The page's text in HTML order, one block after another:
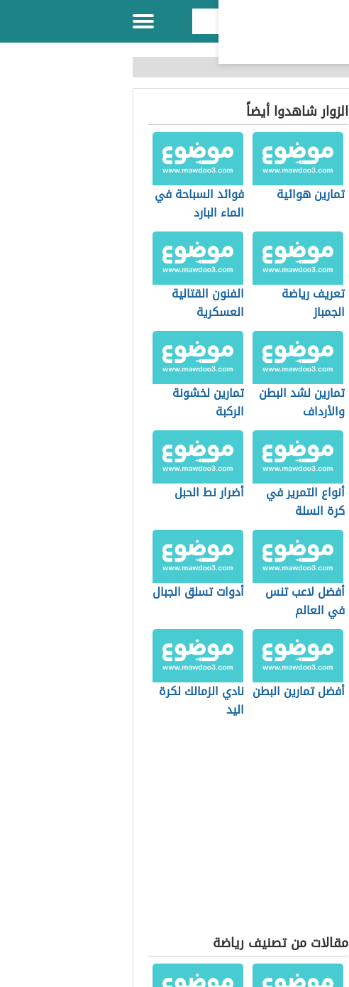
الزوار شاهدوا أيضاً
تمارين هوائية
فوائد السباحة في
الماء البارد
تعريف رياضة
الجمباز
الفنون القتالية
العسكرية
تمارين لشد البطن
والأرداف
تمارين لخشونة
الركبة
أنواع التمرير في
كرة السلة
أضرار نط الحبل
أفضل لاعب تنس
في العالم
أدوات تسلق الجبال
أفضل تمارين البطن نادي الزمالك لكرة
اليد
مقالات من تصنيف رياضة